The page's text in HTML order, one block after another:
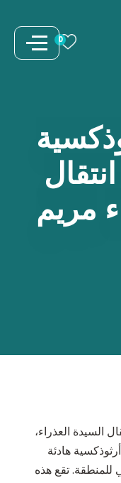
0
انتقال
مريم
السيدة العذراء،
هادئة
للمنطقة. تقع هذه